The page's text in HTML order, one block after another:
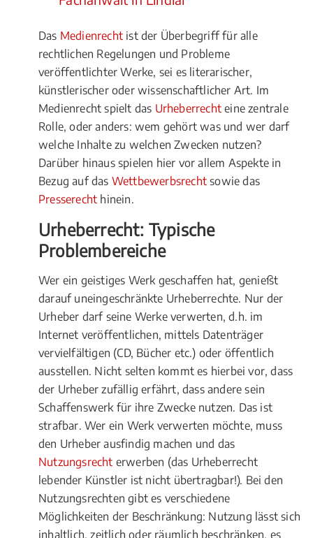
Das Medienrecht ist der Überbegriff für alle
rechtlichen Regelungen und Probleme
veröffentlichter Werke, sei es literarischer,
künstlerischer oder wissenschaftlicher Art. Im
Medienrecht spielt das Urheberrecht eine zentrale
Rolle, oder anders: wem gehört was und wer darf
welche Inhalte zu welchen Zwecken nutzen?
Darüber hinaus spielen hier vor allem Aspekte in
Bezug auf das Wettbewerbsrecht sowie das
Presserecht hinein.
Urheberrecht: Typische
Problembereiche
Wer ein geistiges Werk geschaffen hat, genießt
darauf uneingeschränkte Urheberrechte. Nur der
Urheber darf seine Werke verwerten, d.h. im
Internet veröffentlichen, mittels Datenträger
vervielfältigen (CD, Bücher etc.) oder öffentlich
ausstellen. Nicht selten kommt es hierbei vor, dass
der Urheber zufällig erfährt, dass andere sein
Schaffenswerk für ihre Zwecke nutzen. Das ist
strafbar. Wer ein Werk verwerten möchte, muss
den Urheber ausfindig machen und das
Nutzungsrecht erwerben (das Urheberrecht
lebender Künstler ist nicht übertragbar!). Bei den
Nutzungsrechten gibt es verschiedene
Möglichkeiten der Beschränkung: Nutzung lässt sich
inhaltlich, zeitlich oder räumlich beschränken, es